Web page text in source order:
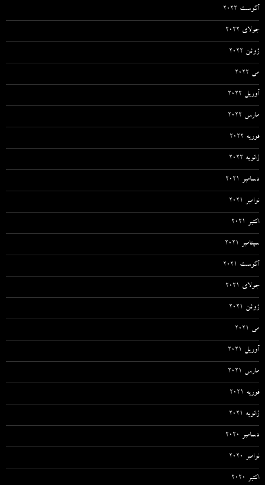
آگوست 2022
جولای 2022
ژوئن 2022
می 2022
آوریل 2022
مارس 2022
فوریه 2022
ژانویه 2022
دسامبر 2021
نوامبر 2021
اکتبر 2021
سپتامبر 2021
آگوست 2021
جولای 2021
ژوئن 2021
می 2021
آوریل 2021
مارس 2021
فوریه 2021
ژانویه 2021
دسامبر 2020
نوامبر 2020
اکتبر 2020